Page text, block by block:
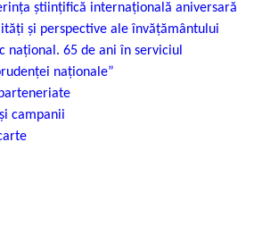
științifică internațională aniversară
și perspective ale învățământului
național. 65 de ani în serviciul
naționale”
campanii